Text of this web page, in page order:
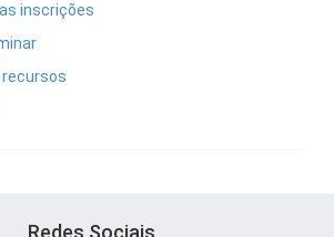
inscrições
recursos
Redes Sociais